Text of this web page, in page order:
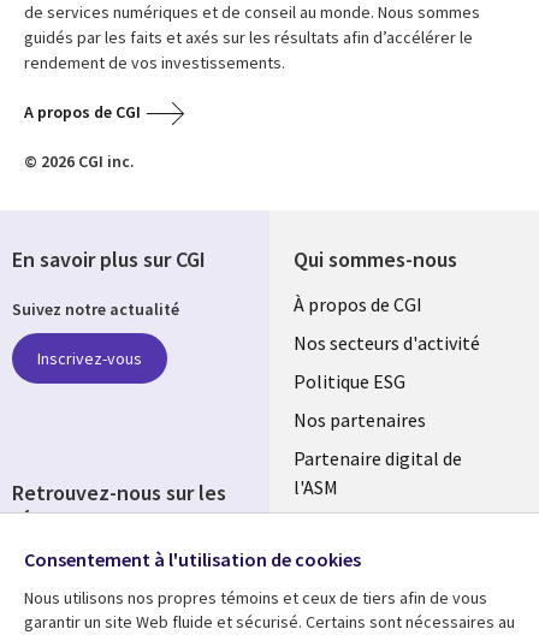
de services numériques et de conseil au monde. Nous sommes
guidés par les faits et axés sur les résultats afin d’accélérer le
rendement de vos investissements.
A propos de CGI
© 2026 CGI inc.
Qui sommes-nous
Useful
links
FRANCE
À propos de CGI
Nos secteurs d'activité
Politique ESG
Nos partenaires
Partenaire digital de
l'ASM
Fusions
En savoir plus sur CGI
Suivez notre actualité
Inscrivez-vous
Retrouvez-nous sur les
réseaux
Social
Media
FRANCE
Consentement à l'utilisation de cookies
Nous utilisons nos propres témoins et ceux de tiers afin de vous
garantir un site Web fluide et sécurisé. Certains sont nécessaires au